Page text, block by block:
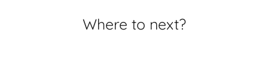
Where to next?